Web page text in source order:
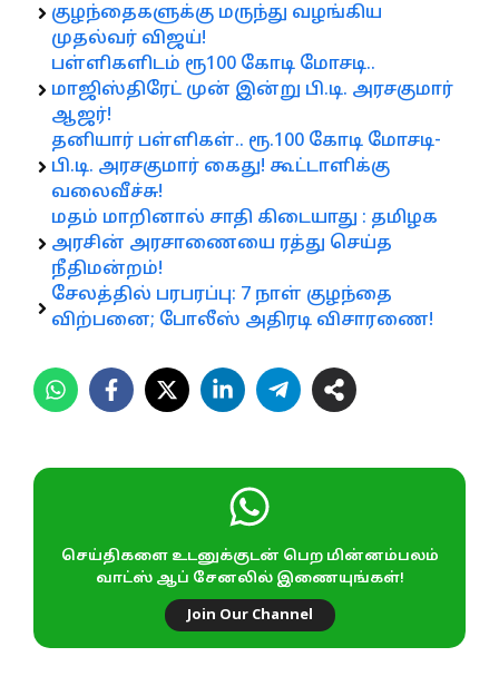
குழந்தைகளுக்கு மருந்து வழங்கிய
முதல்வர் விஜய்!
பள்ளிகளிடம் ரூ100 கோடி மோசடி..
மாஜிஸ்திரேட் முன் இன்று பி.டி. அரசகுமார்
ஆஜர்!
தனியார் பள்ளிகள்.. ரூ.100 கோடி மோசடி-
பி.டி. அரசகுமார் கைது! கூட்டாளிக்கு
வலைவீச்சு!
மதம் மாறினால் சாதி கிடையாது : தமிழக
அரசின் அரசாணையை ரத்து செய்த
நீதிமன்றம்!
சேலத்தில் பரபரப்பு: 7 நாள் குழந்தை
விற்பனை; போலீஸ் அதிரடி விசாரணை!
செய்திகளை உடனுக்குடன் பெற மின்னம்பலம்
வாட்ஸ் ஆப் சேனலில் இணையுங்கள்!
Join Our Channel